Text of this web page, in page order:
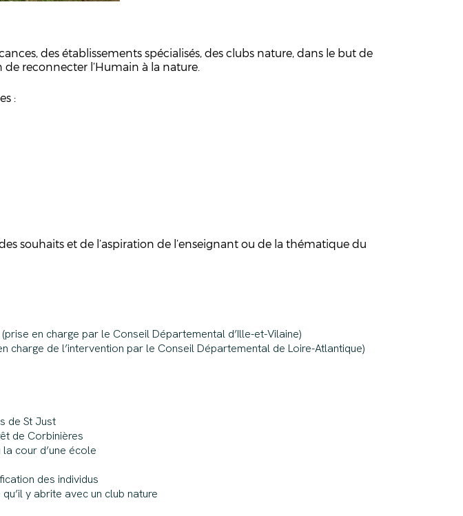
des établissements spécialisés, des clubs nature, dans le but de
de reconnecter l’Humain à la nature.
:
souhaits et de l’aspiration de l’enseignant ou de la thématique du
en charge par le Conseil Départemental d’Ille-et-Vilaine)
de l’intervention par le Conseil Départemental de Loire-Atlantique)
de St Just
de Corbinières
cour d’une école
des individus
y abrite avec un club nature